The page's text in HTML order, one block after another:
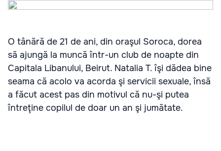
O tânără de 21 de ani, din oraşul Soroca, dorea
să ajungă la muncă într-un club de noapte din
Capitala Libanului, Beirut. Natalia T. îşi dădea bine
seama că acolo va acorda şi servicii sexuale, însă
a făcut acest pas din motivul că nu-şi putea
întreţine copilul de doar un an şi jumătate.